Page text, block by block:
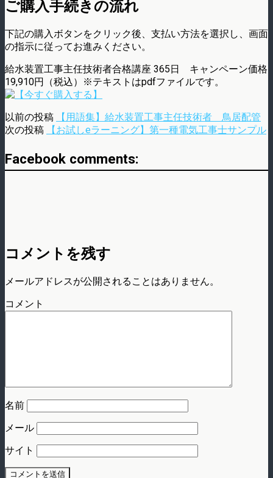
ご購入手続きの流れ
下記の購入ボタンをクリック後、支払い方法を選択し、画面
の指示に従ってお進みください。
給水装置工事主任技術者合格講座 365日 キャンペーン価格
19,910円（税込）※テキストはpdfファイルです。
以前の投稿
【用語集】給水装置工事主任技術者 鳥居配管
次の投稿
【お試しeラーニング】第一種電気工事士サンプル
Facebook comments:
コメントを残す
メールアドレスが公開されることはありません。
コメント
名前
メール
サイト